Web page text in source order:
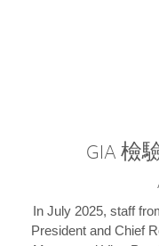
GIA 檢
In July 2025, staff
President and Chief